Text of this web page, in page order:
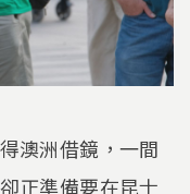
澳洲借鏡，一間
正準備要在昆士